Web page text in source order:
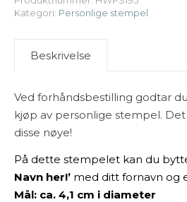
Kategori: Personlige stempel
Beskrivelse
Ved forhåndsbestilling godtar
kjøp av personlige stempel.
disse nøye!
På dette stempelet kan du
Navn her!’ med ditt fornavn og
Mål: ca. 4,1 cm i diameter